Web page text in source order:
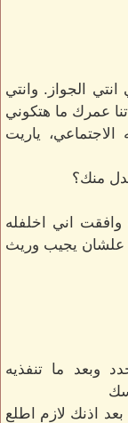
الجواز. وانتي
عمرك ما هتكوني
ياريت
منك؟
اني اخلفله
علشان يجيب وريث
وبعد ما تنفذيه
بعد اذنك لازم اطلع